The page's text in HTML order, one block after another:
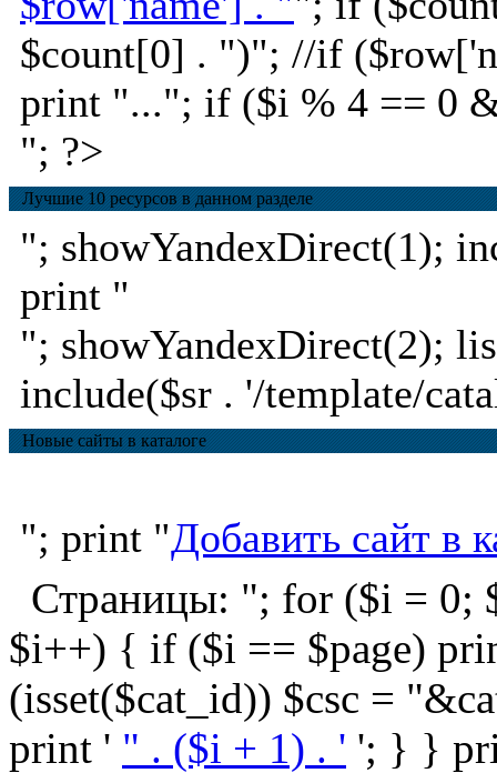
$count[0] . ")"; //if
print "..."; if ($i % 4 == 0
"; ?>
Лучшие 10 ресурсов в данном разделе
"; showYandexDirect(1);
print "
"; showYandexDirect(2);
include($sr . '/template/
Новые сайты в каталоге
"; print "Добавить сайт в
Страницы: "; for ($i = 0;
$i++) { if ($i == $page)
(isset($cat_id)) $csc =
print ' " . ($i + 1) . ' '; } }